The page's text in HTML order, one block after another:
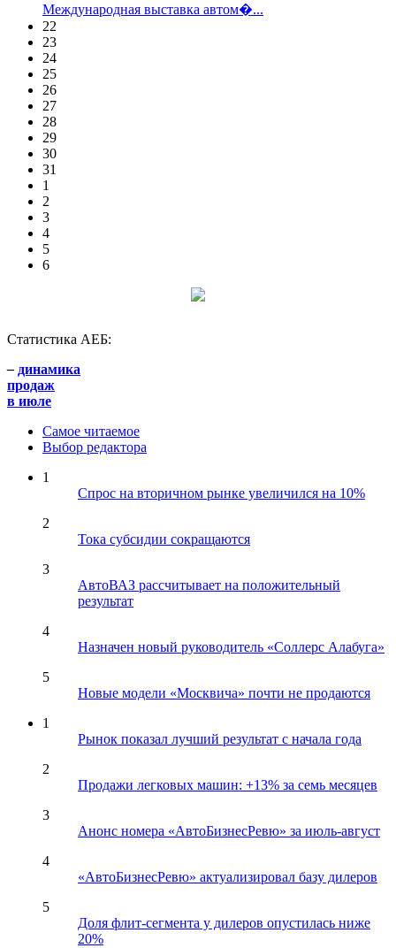
Международная выставка автом�...
22
23
24
25
26
27
28
29
30
31
1
2
3
4
5
6
Статистика АЕБ:
– динамика
продаж
в июле
Самое читаемое
Выбор редактора
1
Спрос на вторичном рынке увеличился на 10%
2
Тока субсидии сокращаются
3
АвтоВАЗ рассчитывает на положительный
результат
4
Назначен новый руководитель «Соллерс Алабуга»
5
Новые модели «Москвича» почти не продаются
1
Рынок показал лучший результат с начала года
2
Продажи легковых машин: +13% за семь месяцев
3
Анонс номера «АвтоБизнесРевю» за июль-август
4
«АвтоБизнесРевю» актуализировал базу дилеров
5
Доля флит-сегмента у дилеров опустилась ниже
20%